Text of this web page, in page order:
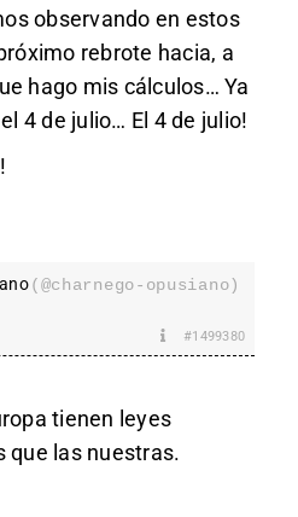
observando en estos
rebrote hacia, a
hago mis cálculos… Ya
4 de julio… El 4 de julio!
(@charnego-opusiano)
#1499380
tienen leyes
que las nuestras.